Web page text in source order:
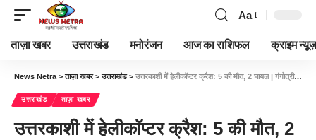
Aa
ताज़ा खबर उत्तराखंड मनोरंजन आज का राशिफल क्राइम न्यूज़
News Netra >ताज़ा खबर>उत्तराखंड> उत्तरकाशी में हेलीकॉप्टर क्रैश: 5 की मौत, 2 घायल | गंगोत्री जा रहे थे श्रद्धालु-Newsnetra
उत्तराखंड ताज़ा खबर
उत्तरकाशी में हेलीकॉप्टर क्रैश: 5 की मौत, 2